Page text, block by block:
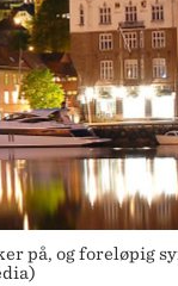
og foreløpig